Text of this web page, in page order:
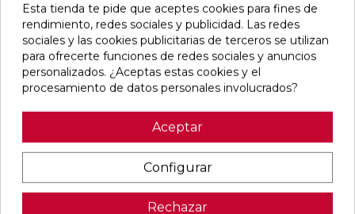
contemporáneo y mediterráneo, que emula la piedra en
un elegante tono gris medio, lo hace perfecto para
cualquier ambiente. Además, es resistente a la helada y a
las manchas, garantizando durabilidad y fácil
mantenimiento.
Pensamos que te puede interesar
favorite favorite favorite favorite
Esta tienda te pide que aceptes cookies para fines de
rendimiento, redes sociales y publicidad. Las redes
sociales y las cookies publicitarias de terceros se utilizan
para ofrecerte funciones de redes sociales y anuncios
personalizados. ¿Aceptas estas cookies y el
procesamiento de datos personales involucrados?
Aceptar
Configurar
Rechazar